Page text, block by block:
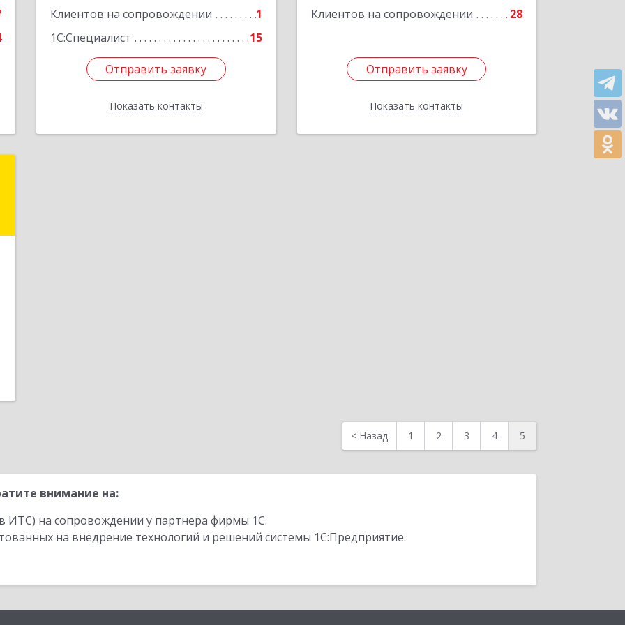
Клиентов на сопровождении
1
1С:Специалист
15
Отправить заявку
Показать контакты
Отправить заявку
Назад
Клиентов на сопровождении 28
Отправить заявку
Показать контакты
Отправить заявку
Назад
< Назад 1 2 3 4 5
внимание на:
ИТС) на сопровождении у партнера фирмы 1С.
на внедрение технологий и решений системы 1С:Предприятие.